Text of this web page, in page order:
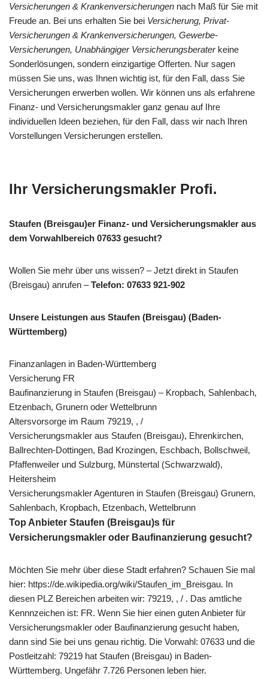
Versicherungen & Krankenversicherungen nach Maß für Sie mit
Freude an. Bei uns erhalten Sie bei Versicherung, Privat-
Versicherungen & Krankenversicherungen, Gewerbe-
Versicherungen, Unabhängiger Versicherungsberaterkeine
Sonderlösungen, sondern einzigartige Offerten. Nur sagen
müssen Sie uns, was Ihnen wichtig ist, für den Fall, dass Sie
Versicherungen erwerben wollen. Wir können uns als erfahrene
Finanz- und Versicherungsmakler ganz genau auf Ihre
individuellen Ideen beziehen, für den Fall, dass wir nach Ihren
Vorstellungen Versicherungen erstellen.
Ihr Versicherungsmakler Profi.
Staufen (Breisgau)er Finanz- und Versicherungsmakler aus
dem Vorwahlbereich 07633 gesucht?
Wollen Sie mehr über uns wissen? – Jetzt direkt in Staufen
(Breisgau) anrufen –Telefon: 07633 921-902
Unsere Leistungen aus Staufen (Breisgau) (Baden-
Württemberg)
Finanzanlagen in Baden-Württemberg
Versicherung FR
Baufinanzierung in Staufen (Breisgau) – Kropbach, Sahlenbach,
Etzenbach, Grunern oder Wettelbrunn
Altersvorsorge im Raum 79219, , /
Versicherungsmakler aus Staufen (Breisgau), Ehrenkirchen,
Ballrechten-Dottingen, Bad Krozingen, Eschbach, Bollschweil,
Pfaffenweiler und Sulzburg, Münstertal (Schwarzwald),
Heitersheim
Versicherungsmakler Agenturen in Staufen (Breisgau) Grunern,
Sahlenbach, Kropbach, Etzenbach, Wettelbrunn
Top Anbieter Staufen (Breisgau)s für
Versicherungsmakler oder Baufinanzierung gesucht?
Möchten Sie mehr über diese Stadt erfahren? Schauen Sie mal
hier: https://de.wikipedia.org/wiki/Staufen_im_Breisgau. In
diesen PLZ Bereichen arbeiten wir: 79219, , / . Das amtliche
Kennnzeichen ist: FR. Wenn Sie hier einen guten Anbieter für
Versicherungsmakler oder Baufinanzierung gesucht haben,
dann sind Sie bei uns genau richtig. Die Vorwahl: 07633 und die
Postleitzahl: 79219 hat Staufen (Breisgau) in Baden-
Württemberg. Ungefähr 7.726 Personen leben hier.